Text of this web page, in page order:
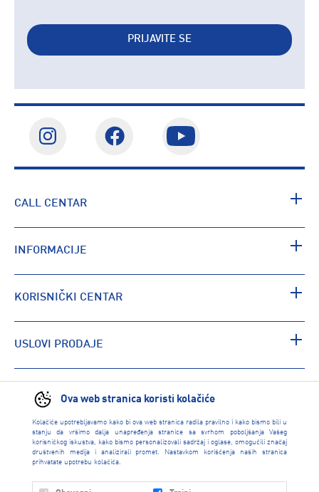
Ova web stranica koristi kolačiće
Kolačiće upotrebljavamo kako bi ova web stranica radila pravilno i kako bismo bili u
stanju da vršimo dalja unapređenja stranice sa svrhom poboljšanja Vašeg
korisničkog iskustva, kako bismo personalizovali sadržaj i oglase, omogućili značaj
društvenih medija i analizirali promet. Nastavkom korišćenja naših stranica
prihvatate upotrebu kolačića.
PRIJAVITE SE
CALL CENTAR
INFORMACIJE
KORISNIČKI CENTAR
USLOVI PRODAJE
PRONAĐI RADNJU